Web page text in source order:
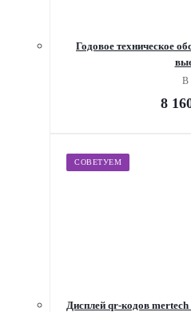
Годовое техническое
В
8
СОВЕТУЕМ
Дисплей qr-кодов